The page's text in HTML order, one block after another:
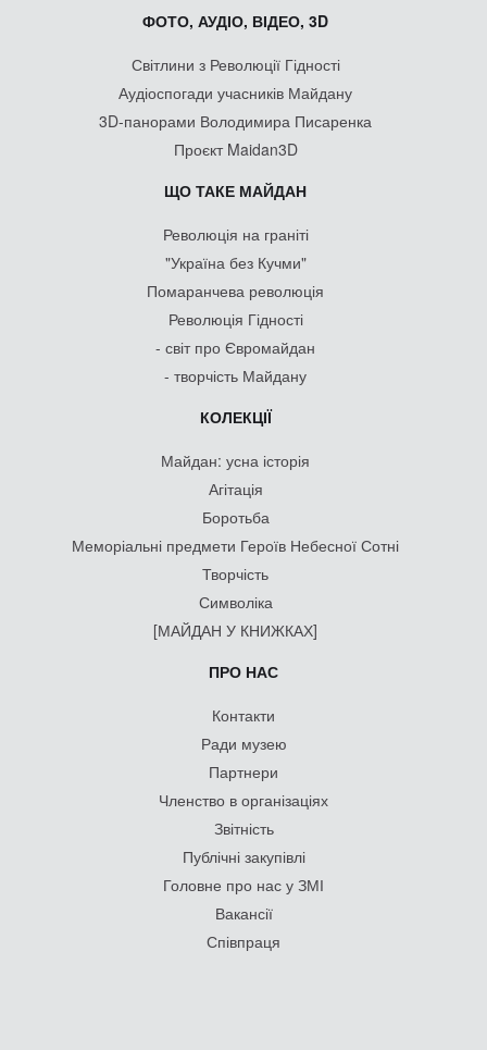
ФОТО, АУДІО, ВІДЕО, 3D
Світлини з Революції Гідності
Аудіоспогади учасників Майдану
3D-панорами Володимира Писаренка
Проєкт Maidan3D
ЩО ТАКЕ МАЙДАН
Революція на граніті
"Україна без Кучми"
Помаранчева революція
Революція Гідності
- світ про Євромайдан
- творчість Майдану
КОЛЕКЦІЇ
Майдан: усна історія
Агітація
Боротьба
Меморіальні предмети Героїв Небесної Сотні
Творчість
Символіка
[МАЙДАН У КНИЖКАХ]
ПРО НАС
Контакти
Ради музею
Партнери
Членство в організаціях
Звітність
Публічні закупівлі
Головне про нас у ЗМІ
Вакансії
Співпраця